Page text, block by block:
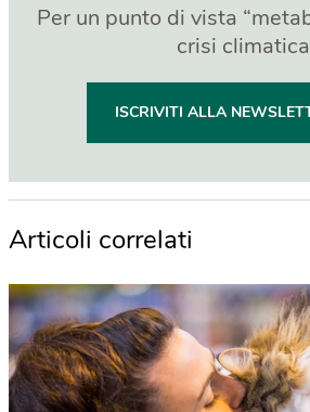
Per un punto di vista
crisi climatica
ISCRIVITI ALLA
Articoli correlati